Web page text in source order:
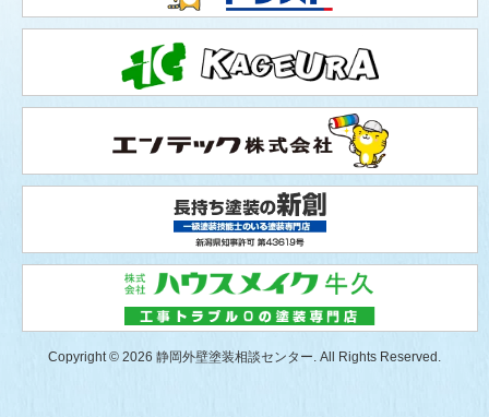
Copyright © 2026 静岡外壁塗装相談センター. All Rights Reserved.